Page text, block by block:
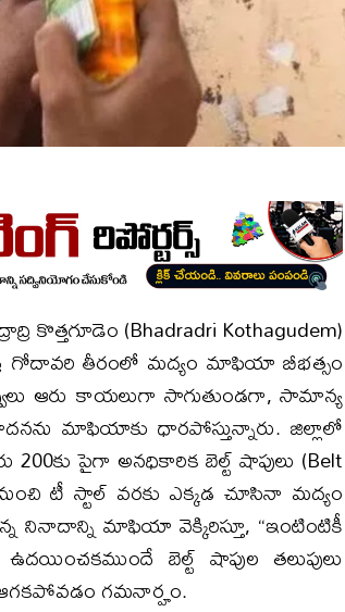
కొత్తగూడెం (Bhadradri Kothagudem)
గోదావరి తీరంలో మద్యం మాఫియా బీభత్సం
ఆరు కాయలుగా సాగుతుండగా, సామాన్య
మాఫియాకు ధారపోస్తున్నారు. ​జిల్లాలో
పైగా అనధికారిక బెల్ట్ షాపులు (Belt
టీ స్టాల్ వరకు ఎక్కడ చూసినా మద్యం
నినాదాన్ని మాఫియా వెక్కిరిస్తూ, “ఇంటింటికీ
బెల్ట్ షాపుల తలుపులు
గమనార్హం.